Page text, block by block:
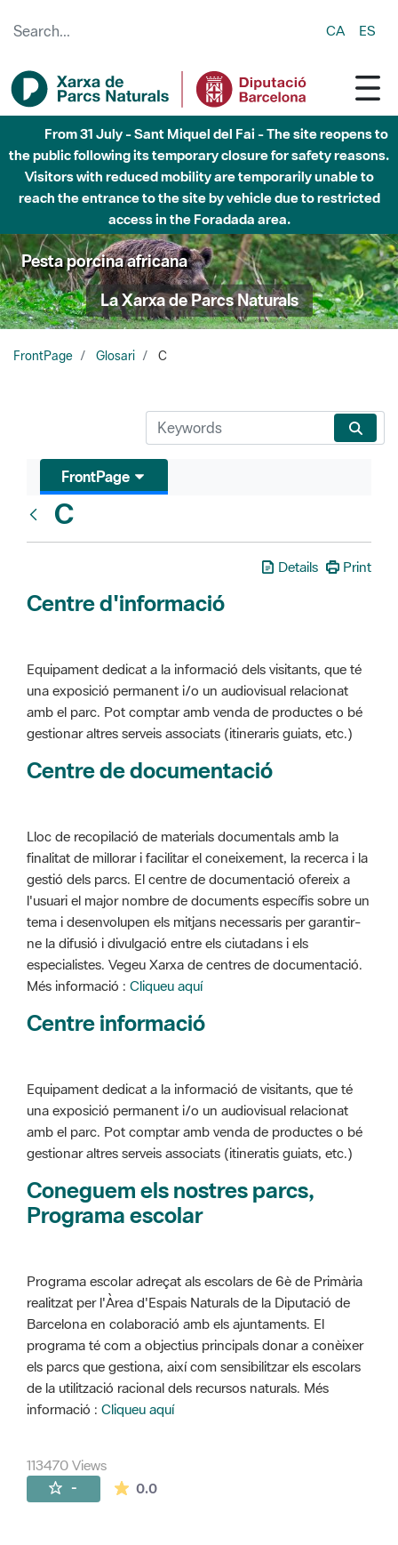
CA ES
From 31 July - Sant Miquel del Fai - The site reopens to
the public following its temporary closure for safety reasons.
Visitors with reduced mobility are temporarily unable to
reach the entrance to the site by vehicle due to restricted
access in the Foradada area.
Pesta porcina africana
La Xarxa de Parcs Naturals
FrontPage Glosari C
FrontPage
C
Details Print
Centre d'informació
Equipament dedicat a la informació dels visitants, que té
una exposició permanent i/o un audiovisual relacionat
amb el parc. Pot comptar amb venda de productes o bé
gestionar altres serveis associats (itineraris guiats, etc.)
Centre de documentació
Lloc de recopilació de materials documentals amb la
finalitat de millorar i facilitar el coneixement, la recerca i la
gestió dels parcs. El centre de documentació ofereix a
l'usuari el major nombre de documents específis sobre un
tema i desenvolupen els mitjans necessaris per garantir-
ne la difusió i divulgació entre els ciutadans i els
especialistes. Vegeu Xarxa de centres de documentació.
Més informació : Cliqueu aquí
Centre informació
Equipament dedicat a la informació de visitants, que té
una exposició permanent i/o un audiovisual relacionat
amb el parc. Pot comptar amb venda de productes o bé
gestionar altres serveis associats (itineratis guiats, etc.)
Coneguem els nostres parcs,
Programa escolar
Programa escolar adreçat als escolars de 6è de Primària
realitzat per l'Àrea d'Espais Naturals de la Diputació de
Barcelona en colaboració amb els ajuntaments. El
programa té com a objectius principals donar a conèixer
els parcs que gestiona, així com sensibilitzar els escolars
de la utilització racional dels recursos naturals. Més
informació : Cliqueu aquí
113470 Views
- 0.0The average rating is 0 stars out of 5.